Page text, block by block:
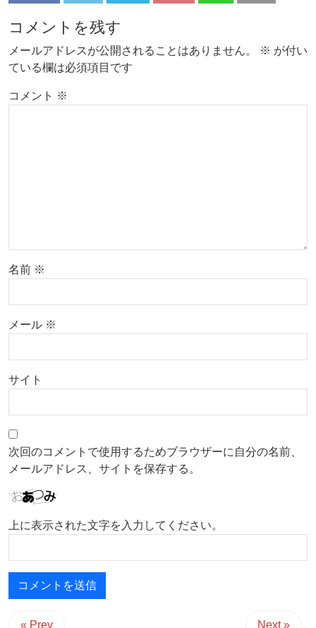
コメントを残す
メールアドレスが公開されることはありません。 ※ が付い
ている欄は必須項目です
コメント ※
名前 ※
メール ※
サイト
次回のコメントで使用するためブラウザーに自分の名前、
メールアドレス、サイトを保存する。
上に表示された文字を入力してください。
« Prev Next »